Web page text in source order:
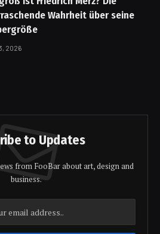
Wahrheit über seine
2026
to Updates
from FooBar about art, design and
business.